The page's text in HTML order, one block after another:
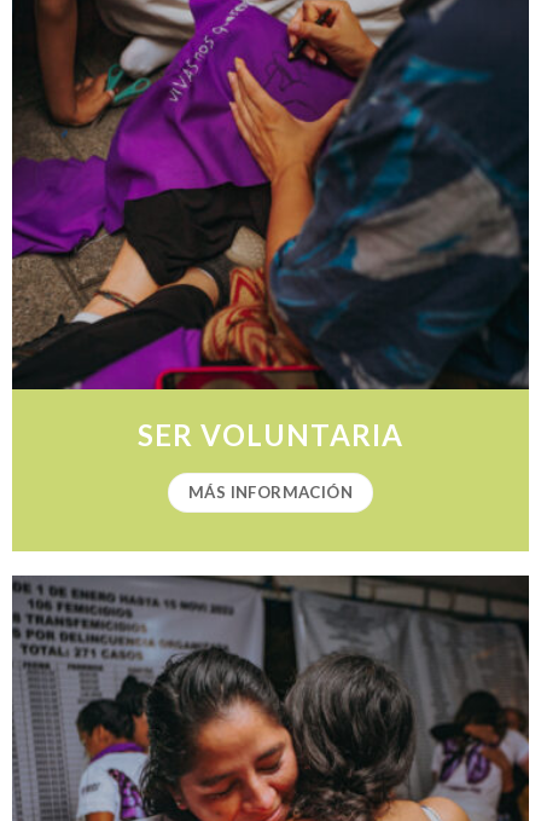
SER VOLUNTARIA
MÁS INFORMACIÓN